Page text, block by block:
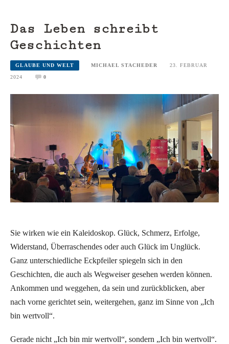
Das Leben schreibt
Geschichten
GLAUBE UND WELT MICHAEL STACHEDER 23. FEBRUAR
2024 0
Sie wirken wie ein Kaleidoskop. Glück, Schmerz, Erfolge,
Widerstand, Überraschendes oder auch Glück im Unglück.
Ganz unterschiedliche Eckpfeiler spiegeln sich in den
Geschichten, die auch als Wegweiser gesehen werden können.
Ankommen und weggehen, da sein und zurückblicken, aber
nach vorne gerichtet sein, weitergehen, ganz im Sinne von „Ich
bin wertvoll“.
Gerade nicht „Ich bin mir wertvoll“, sondern „Ich bin wertvoll“.